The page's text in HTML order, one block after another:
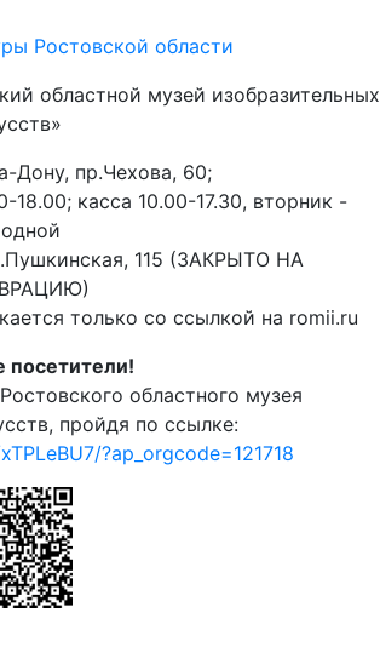
Ростовской области
областной музей изобразительных
Дону, пр.Чехова, 60;
18.00; касса 10.00-17.30, вторник -
115 (ЗАКРЫТО НА
только со ссылкой на romii.ru
областного музея
пройдя по ссылке:
?ap_orgcode=121718